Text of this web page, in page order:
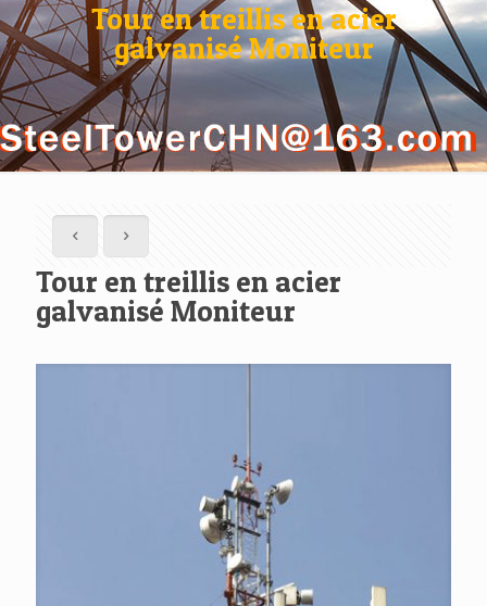
Tour en treillis en acier
galvanisé Moniteur
Tour en treillis en acier
galvanisé Moniteur